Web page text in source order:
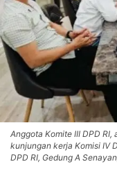
Anggota Komite III DPD RI,
kunjungan kerja Komisi IV
DPD RI, Gedung A